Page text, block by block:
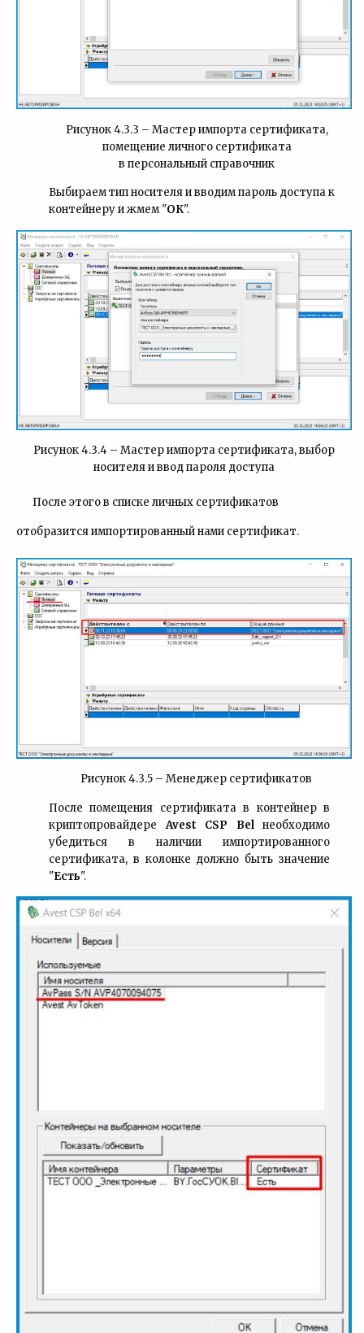
Рисунок 4.3.3 – Мастер импорта сертификата,
помещение личного сертификата
в персональный справочник
Выбираемтип носителя и вводим пароль доступа к
контейнеру и жмем "ОК".
Рисунок 4.3.4 – Мастер импорта сертификата, выбор
носителя и ввод пароля доступа
После этого в списке личных сертификатов
отобразится импортированныйнами сертификат.
Рисунок 4.3.5 – Менеджер сертификатов
После помещения сертификата в контейнер в
криптопровайдереAvest CSP Belнеобходимо
убедиться в наличии импортированного
сертификата, в колонке должно быть значение
"Есть".